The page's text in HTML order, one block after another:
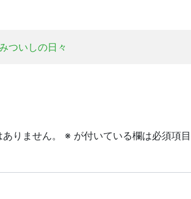
ついしの日々
りません。 ※ が付いている欄は必須項